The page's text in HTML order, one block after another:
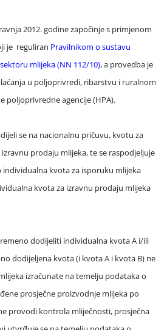
2012. godine započinje s primjenom
je reguliran Pravilnikom o sustavu
mlijeka (NN 112/10), a provedba je
u poljoprivredi, ribarstvu i ruralnom
poljoprivredne agencije (HPA).
se na nacionalnu pričuvu, kvotu za
prodaju mlijeka, te se raspodjeljuje
kvota za isporuku mlijeka
kvota za izravnu prodaju mlijeka
dodijeliti individualna kvota A i/ili
dodijeljena kvota (i kvota A i kvota B) ne
izračunate na temelju podataka o
prosječne proizvodnje mlijeka po
provodi kontrola mliječnosti, prosječna